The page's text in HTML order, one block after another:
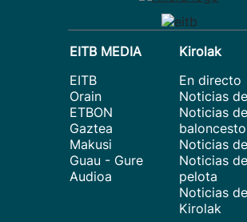
EITB MEDIA
EITB
Orain
ETBON
Gaztea
Makusi
Guau - Gure
Audioa
Kirolak
En directo
Noticias
Noticias de
baloncesto
Noticias
Noticias de
pelota
Noticias
Kirolak